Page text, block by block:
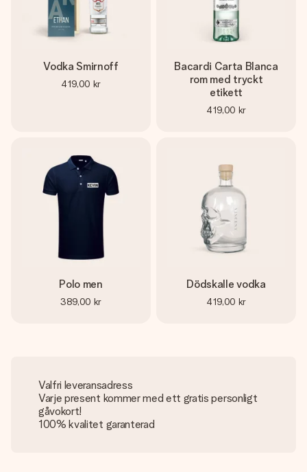
Vodka Smirnoff
419,00 kr
Bacardi Carta Blanca
rom med tryckt
etikett
419,00 kr
Polo men
389,00 kr
Dödskalle vodka
419,00 kr
Valfri leveransadress
Varje present kommer med ett gratis personligt
gåvokort!
100% kvalitet garanterad